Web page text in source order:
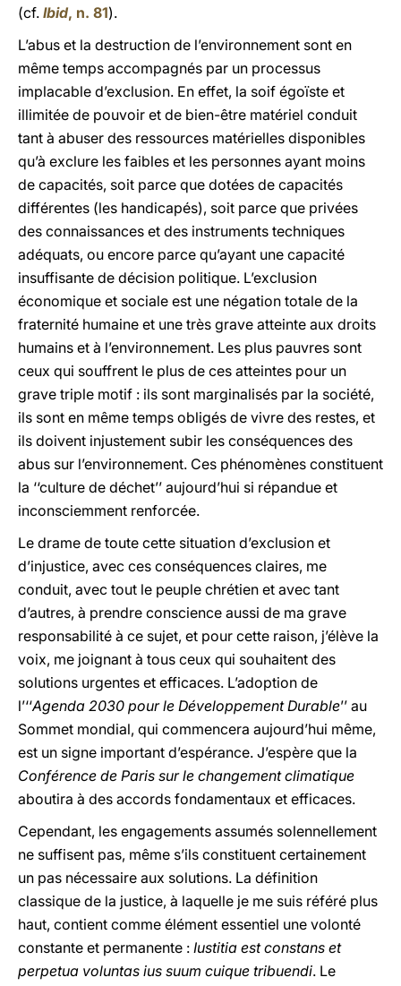
(cf. Ibid, n. 81).
L’abus et la destruction de l’environnement sont en
même temps accompagnés par un processus
implacable d’exclusion. En effet, la soif égoïste et
illimitée de pouvoir et de bien-être matériel conduit
tant à abuser des ressources matérielles disponibles
qu’à exclure les faibles et les personnes ayant moins
de capacités, soit parce que dotées de capacités
différentes (les handicapés), soit parce que privées
des connaissances et des instruments techniques
adéquats, ou encore parce qu’ayant une capacité
insuffisante de décision politique. L’exclusion
économique et sociale est une négation totale de la
fraternité humaine et une très grave atteinte aux droits
humains et à l’environnement. Les plus pauvres sont
ceux qui souffrent le plus de ces atteintes pour un
grave triple motif : ils sont marginalisés par la société,
ils sont en même temps obligés de vivre des restes, et
ils doivent injustement subir les conséquences des
abus sur l’environnement. Ces phénomènes constituent
la ‘‘culture de déchet’’ aujourd’hui si répandue et
inconsciemment renforcée.
Le drame de toute cette situation d’exclusion et
d’injustice, avec ces conséquences claires, me
conduit, avec tout le peuple chrétien et avec tant
d’autres, à prendre conscience aussi de ma grave
responsabilité à ce sujet, et pour cette raison, j’élève la
voix, me joignant à tous ceux qui souhaitent des
solutions urgentes et efficaces. L’adoption de
l’‘‘Agenda 2030 pour le Développement Durable’’ au
Sommet mondial, qui commencera aujourd’hui même,
est un signe important d’espérance. J’espère que la
Conférence de Paris sur le changement climatique
aboutira à des accords fondamentaux et efficaces.
Cependant, les engagements assumés solennellement
ne suffisent pas, même s’ils constituent certainement
un pas nécessaire aux solutions. La définition
classique de la justice, à laquelle je me suis référé plus
haut, contient comme élément essentiel une volonté
constante et permanente : Iustitia est constans et
perpetua voluntas ius suum cuique tribuendi. Le